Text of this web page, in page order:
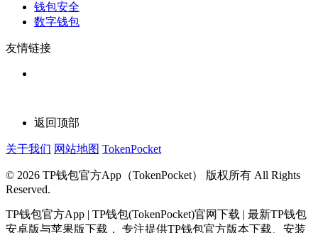
钱包安全
数字钱包
友情链接
返回顶部
关于我们 网站地图 TokenPocket
© 2026 TP钱包官方App（TokenPocket） 版权所有 All Rights
Reserved.
TP钱包官方App | TP钱包(TokenPocket)官网下载 | 最新TP钱包
安卓版与苹果版下载， 专注提供TP钱包官方版本下载、安装